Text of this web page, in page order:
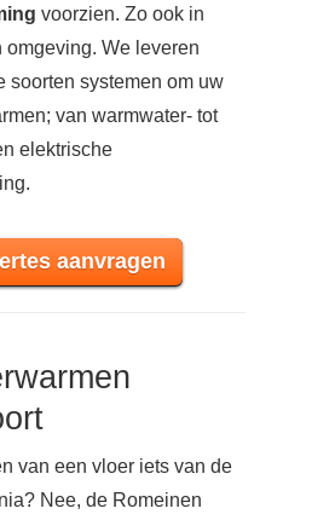
voorzien. Zo ook in
omgeving. We leveren
soorten systemen om uw
van warmwater- tot
elektrische
aanvragen
van een vloer iets van de
Nee, de Romeinen